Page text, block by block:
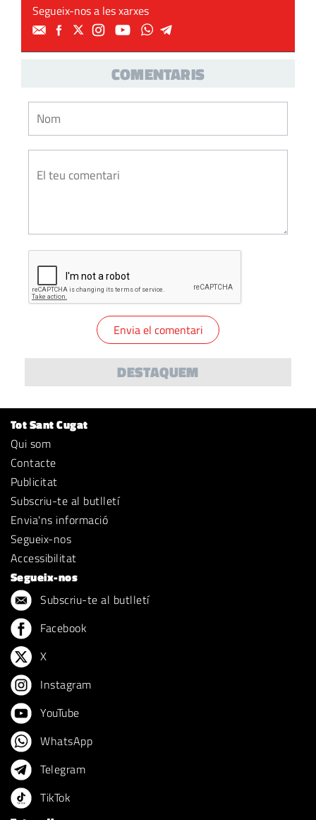
Segueix-nos a les xarxes
COMENTARIS
DESTAQUEM
Tot Sant Cugat
Qui som
Contacte
Publicitat
Subscriu-te al butlletí
Envia'ns informació
Segueix-nos
Accessibilitat
Segueix-nos
Subscriu-te al butlletí
Facebook
X
Instagram
YouTube
WhatsApp
Telegram
TikTok